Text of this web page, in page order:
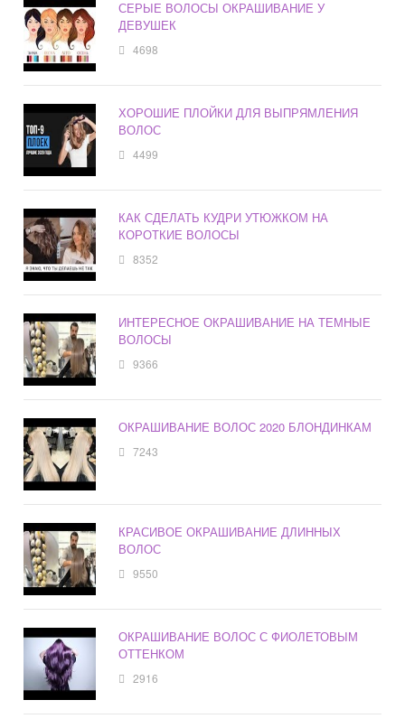
СЕРЫЕ ВОЛОСЫ ОКРАШИВАНИЕ У
ДЕВУШЕК
4698
ХОРОШИЕ ПЛОЙКИ ДЛЯ ВЫПРЯМЛЕНИЯ
ВОЛОС
4499
КАК СДЕЛАТЬ КУДРИ УТЮЖКОМ НА
КОРОТКИЕ ВОЛОСЫ
8352
ИНТЕРЕСНОЕ ОКРАШИВАНИЕ НА ТЕМНЫЕ
ВОЛОСЫ
9366
ОКРАШИВАНИЕ ВОЛОС 2020 БЛОНДИНКАМ
7243
КРАСИВОЕ ОКРАШИВАНИЕ ДЛИННЫХ
ВОЛОС
9550
ОКРАШИВАНИЕ ВОЛОС С ФИОЛЕТОВЫМ
ОТТЕНКОМ
2916